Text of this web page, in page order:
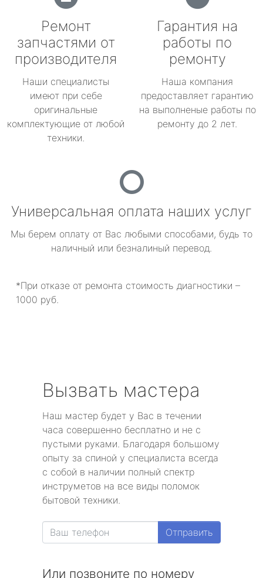
Ремонт
запчастями от
производителя
Наши специалисты
имеют при себе
оригинальные
комплектующие от любой
техники.
Гарантия на
работы по
ремонту
Наша компания
предоставляет гарантию
на выполненые работы по
ремонту до 2 лет.
Универсальная оплата наших услуг
Мы берем оплату от Вас любыми способами, будь то
наличный или безналиный перевод.
*При отказе от ремонта стоимость диагностики –
1000 руб.
Вызвать мастера
Наш мастер будет у Вас в течении
часа совершенно бесплатно и не с
пустыми руками. Благодаря большому
опыту за спиной у специалиста всегда
с собой в наличии полный спектр
инструметов на все виды поломок
бытовой техники.
Отправить
Или позвоните по номеру